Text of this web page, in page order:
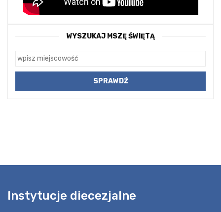
WYSZUKAJ MSZĘ ŚWIĘTĄ
Instytucje diecezjalne